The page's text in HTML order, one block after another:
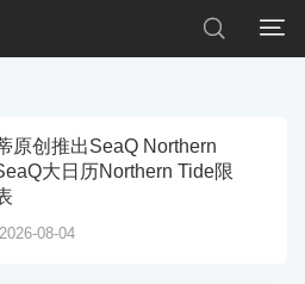


原创推出SeaQ Northern
大日历Northern Tide限
2026-08-04